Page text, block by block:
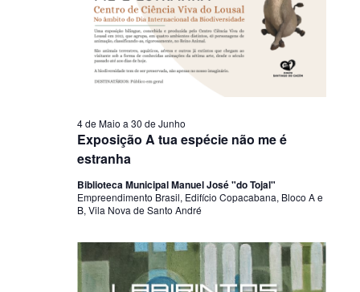
Exposição A tua espécie não me é
estranha
4 de Maio a 30 de Junho
Biblioteca Municipal Manuel José "do Tojal"
Empreendimento Brasil, Edifício Copacabana, Bloco A e
B, Vila Nova de Santo André